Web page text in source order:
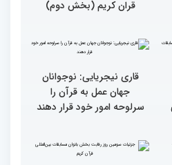
گزارش تصویری حضور
چهلمین دوره مسابقات بین
المللی قرآن کریم(بخش
دوم)